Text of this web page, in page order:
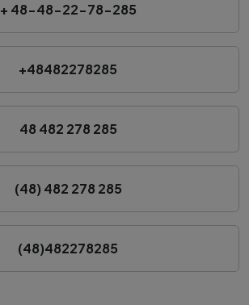
+ 48-48-22-78-285
+48482278285
48 482 278 285
(48) 482 278 285
(48)482278285